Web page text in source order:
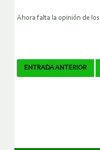
Ahora falta la opinión de
Navegador
ENTRADA ANTERIOR